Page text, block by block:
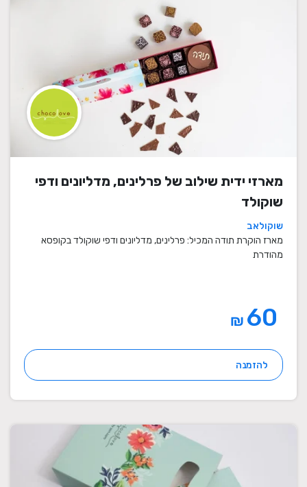
מארזי ידית שילוב של פרלינים, מדליונים ודפי
שוקולד
שוקולאב
מארז הוקרת תודה המכיל: פרלינים, מדליונים ודפי שוקולד בקופסא
מהודרת
₪
להזמנה